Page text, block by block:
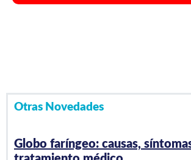
Otras Novedades
Globo faríngeo: causas,